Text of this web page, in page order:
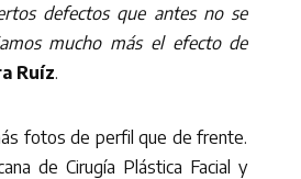
defectos que antes no se
mucho más el efecto de
Ruíz.
fotos de perfil que de frente.
de Cirugía Plástica Facial y